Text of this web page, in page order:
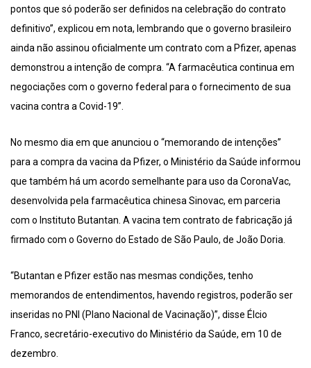
pontos que só poderão ser definidos na celebração do contrato
definitivo”, explicou em nota, lembrando que o governo brasileiro
ainda não assinou oficialmente um contrato com a Pfizer, apenas
demonstrou a intenção de compra. “A farmacêutica continua em
negociações com o governo federal para o fornecimento de sua
vacina contra a Covid-19”.
No mesmo dia em que anunciou o “memorando de intenções”
para a compra da vacina da Pfizer, o Ministério da Saúde informou
que também há um acordo semelhante para uso da CoronaVac,
desenvolvida pela farmacêutica chinesa Sinovac, em parceria
com o Instituto Butantan. A vacina tem contrato de fabricação já
firmado com o Governo do Estado de São Paulo, de João Doria.
“Butantan e Pfizer estão nas mesmas condições, tenho
memorandos de entendimentos, havendo registros, poderão ser
inseridas no PNI (Plano Nacional de Vacinação)”, disse Élcio
Franco, secretário-executivo do Ministério da Saúde, em 10 de
dezembro.